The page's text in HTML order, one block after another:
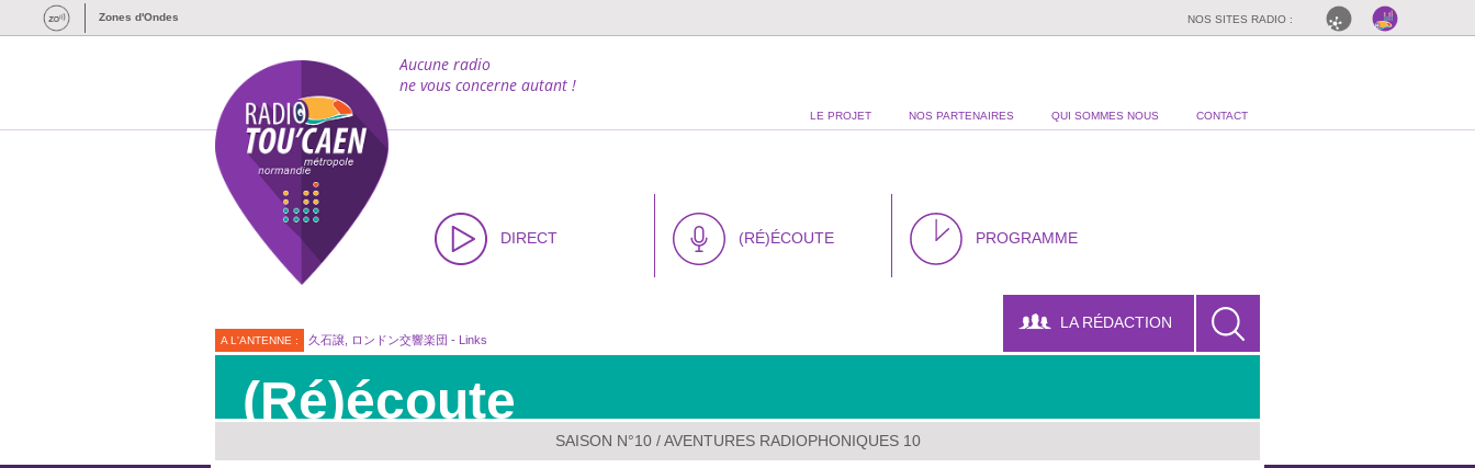
Zones d'Ondes NOS SITES RADIO :
LE PROJET NOS PARTENAIRES QUI SOMMES NOUS CONTACT
Aucune radio
ne vous concerne autant !
DIRECT (RÉ)ÉCOUTE PROGRAMME
A L'ANTENNE : 久石譲, ロンドン交響楽団 - Links
LA RÉDACTION
(Ré)écoute
SAISON N°10/ AVENTURES RADIOPHONIQUES 10